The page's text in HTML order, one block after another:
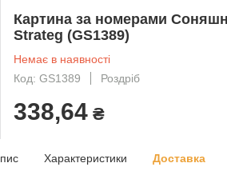
Картина за номерами
Strateg (GS1389)
Немає в наявності
Код: GS1389
Роздріб
338,64 ₴
Характеристики Доставка